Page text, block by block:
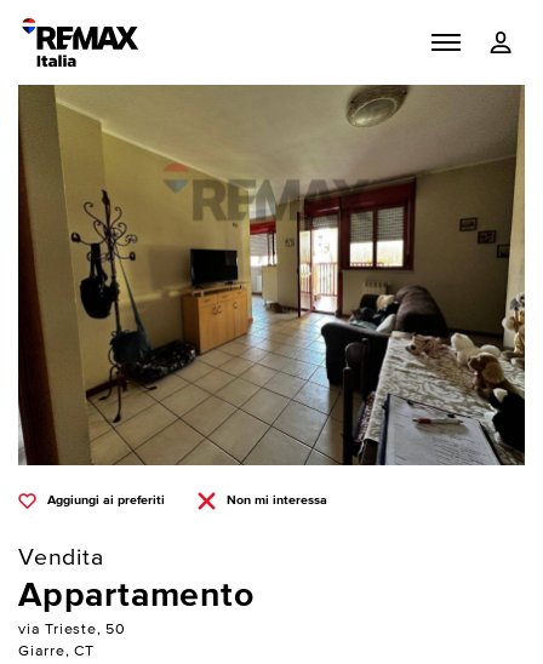
Aggiungi ai preferiti Non mi interessa
Vendita
Appartamento
via Trieste, 50
Giarre, CT